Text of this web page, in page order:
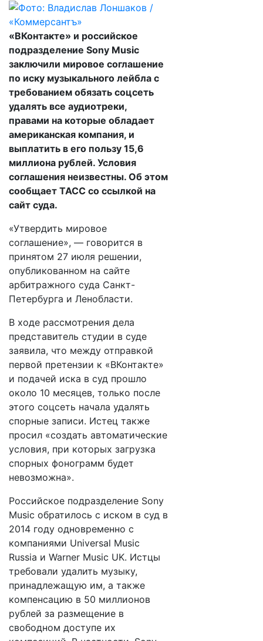
«ВКонтакте» и российское
подразделение Sony Music
заключили мировое соглашение
по иску музыкального лейбла с
требованием обязать соцсеть
удалять все аудиотреки,
правами на которые обладает
американская компания, и
выплатить в его пользу 15,6
миллиона рублей. Условия
соглашения неизвестны. Об этом
сообщает ТАСС со ссылкой на
сайт суда.
«Утвердить мировое
соглашение», — говорится в
принятом 27 июля решении,
опубликованном на сайте
арбитражного суда Санкт-
Петербурга и Ленобласти.
В ходе рассмотрения дела
представитель студии в суде
заявила, что между отправкой
первой претензии к «ВКонтакте»
и подачей иска в суд прошло
около 10 месяцев, только после
этого соцсеть начала удалять
спорные записи. Истец также
просил «создать автоматические
условия, при которых загрузка
спорных фонограмм будет
невозможна».
Российское подразделение Sony
Music обратилось с иском в суд в
2014 году одновременно с
компаниями Universal Music
Russia и Warner Music UK. Истцы
требовали удалить музыку,
принадлежащую им, а также
компенсацию в 50 миллионов
рублей за размещение в
свободном доступе их